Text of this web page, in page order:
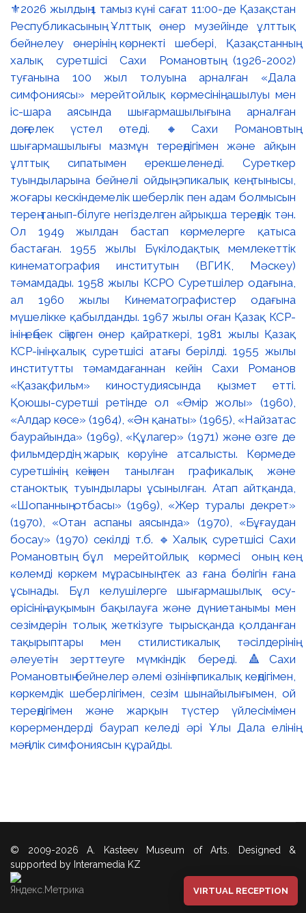
⚜️2026 жылдың 1 тамыз күні сағат 11:00-де Қазақстан
Республикасының Ұлттық өнер музейінде ұлттық
бейнелеу өнерінің көрнекті шебері, Қазақстанның
халық суретшісі Сахи Романовтың (1926-2002)
туғанына 100 жыл толуына арналған «Дала
симфониясы» мерейтойлық көрмесінің ашылуы мен
іс-шара аясында шығармашылығына арналған
дөңгелек үстел өтеді. 🔸Сахи Романовтың
шығармашылығы мазмұн тереңдігімен және айқын
ұлттық сипатымен ерекшеленеді. Суреткер
туындыларына бейнелі ойдың эпикалық кең тынысы,
жоғары кескіндемелік шеберлік пен адам болмысын
терең танып-білуге негізделген айрықша тереңдік тән.
Ол 1949 жылдан бастап көрмелерге қатыса
бастаған. 1955 жылы Бүкілодақтық мемлекеттік
кинематография институтын (ВГИК, Мәскеу)
тәмамдады. 1958 жылы КСРО Суретшілер одағына,
ал 1960 жылы Кинематографистер одағына
мүшелікке қабылданды. 1967 жылы оған Қазақ КСР-
інің еңбек сіңірген өнер қайраткері, 1981 жылы Қазақ
КСР-інің халық суретшісі атағы берілді. 1955 жылы
институтты тәмамдағаннан кейін Сахи Романов
«Қазақфильм» киностудиясында қызмет етті.
Қоюшы-суретші ретінде ол «Өмір жолы» (1960),
«Алдар көсе» (1964), «Ән қанаты» (1965), «Найзатас
баурайында» (1969), «Құлагер» (1971) және өзге де
фильмдердің жарық көруіне атсалысты. Көрмеде
суретшінің кеңінен танылған графикалық және
станоктық туындылары ұсынылған. Атап айтқанда,
«Шопанның отбасы» (1969), «Жер туралы декрет»
(1970), «Отан аспаны аясында» (1970), «Бұғаудан
босау» (1970) секілді т.б. 🔹Халық суретшісі Сахи
Романовтың бұл мерейтойлық көрмесі оның кең
көлемді көркем мұрасының тек аз ғана бөлігін ғана
ұсынады. Бұл келушілерге шығармашылық өсу-
өрісінің ауқымын бақылауға және дүниетанымы мен
сезімдерін толық жеткізуге тырысқанда қолданған
тақырыптары мен стилистикалық тәсілдерінің
әлеуетін зерттеуге мүмкіндік береді. 🔺Сахи
Романовтың бейнелер әлемі өзінің эпикалық кеңдігімен,
көркемдік шеберлігімен, сезім шынайылығымен, ой
тереңдігімен және жарқын түстер үйлесімімен
көрермендерді баурап келеді әрі Ұлы Дала елінің
мәңгілік симфониясын құрайды.
© 2009-2026 A. Kasteev Museum of Arts. Designed &
supported by Interamedia KZ
VIRTUAL RECEPTION